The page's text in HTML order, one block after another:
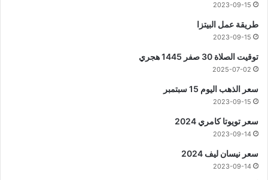
2023-09-15
طريقة عمل البيتزا
2023-09-15
توقيت الصلاة 30 صفر 1445 هجري
2025-07-02
سعر الذهب اليوم 15 سبتمبر
2023-09-15
سعر تويوتا كامري 2024
2023-09-14
سعر نيسان ليف 2024
2023-09-14